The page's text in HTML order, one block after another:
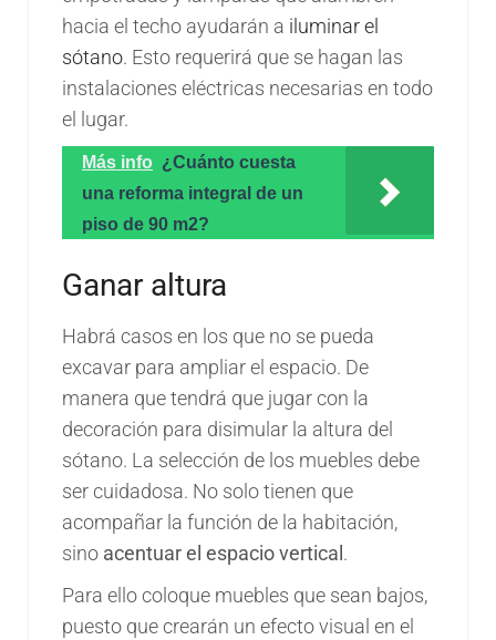
hacia el techo ayudarán a iluminar el
sótano. Esto requerirá que se hagan las
instalaciones eléctricas necesarias en todo
el lugar.
Más info ¿Cuánto cuesta
una reforma integral de un
piso de 90 m2?
Ganar altura
Habrá casos en los que no se pueda
excavar para ampliar el espacio. De
manera que tendrá que jugar con la
decoración para disimular la altura del
sótano. La selección de los muebles debe
ser cuidadosa. No solo tienen que
acompañar la función de la habitación,
sino acentuar el espacio vertical .
Para ello coloque muebles que sean bajos,
puesto que crearán un efecto visual en el